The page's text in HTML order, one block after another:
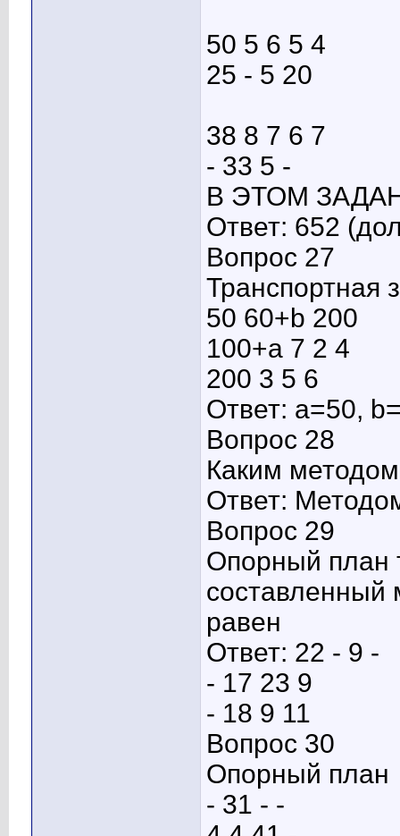
50 5 6 5 4
25 - 5 20
38 8 7 6 7
- 33 5 -
В ЭТОМ
Ответ: 652
Вопрос 27
Транспортная
50 60+b 200
100+а 7 2 4
200 3 5 6
Ответ: a=50,
Вопрос 28
Каким
Ответ:
Вопрос 29
Опорный план
составленный
равен
Ответ: 22 - 9 -
- 17 23 9
- 18 9 11
Вопрос 30
Опорный план
- 31 - -